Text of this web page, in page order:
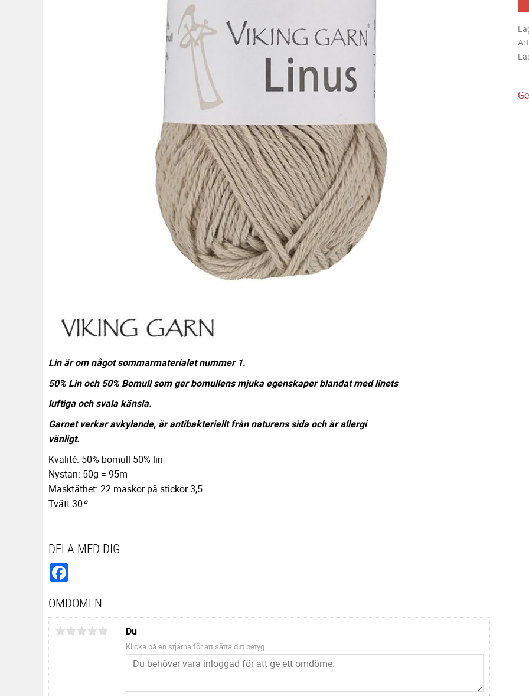
Lin är om något sommarmaterialet nummer 1.
50% Lin och 50% Bomull som ger bomullens mjuka egenskaper blandat med linets
luftiga och svala känsla.
Garnet verkar avkylande, är antibakteriellt från naturens sida och är allergi
vänligt.
Kvalité: 50% bomull 50% lin
Nystan: 50g = 95m
Masktäthet: 22 maskor på stickor 3,5
Tvätt 30º
DELA MED DIG
OMDÖMEN
Du
Klicka på en stjärna för att sätta ditt betyg